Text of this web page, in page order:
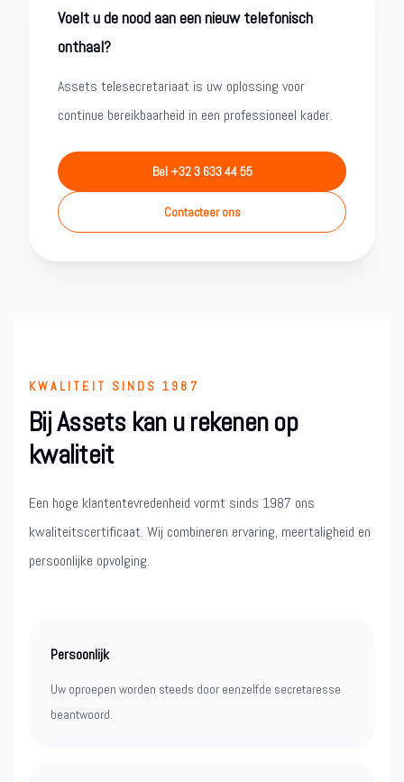
Voelt u de nood aan een nieuw telefonisch
onthaal?
Assets telesecretariaat is uw oplossing voor
continue bereikbaarheid in een professioneel kader.
Bel +32 3 633 44 55
Contacteer ons
KWALITEIT SINDS 1987
Bij Assets kan u rekenen op
kwaliteit
Een hoge klantentevredenheid vormt sinds 1987 ons
kwaliteitscertificaat. Wij combineren ervaring, meertaligheid en
persoonlijke opvolging.
Persoonlijk
Uw oproepen worden steeds door eenzelfde secretaresse
beantwoord.